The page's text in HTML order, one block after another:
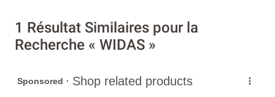
1 Résultat Similaires pour la
Recherche « WIDAS »